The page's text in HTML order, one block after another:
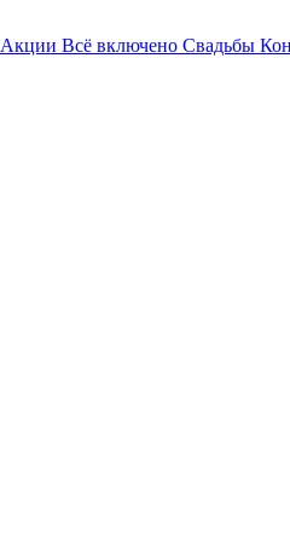
Акции Всё включено Свадьбы